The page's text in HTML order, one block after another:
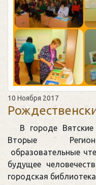
10 Ноября 2017
В городе
Вторые
образовательные
будущее
городская